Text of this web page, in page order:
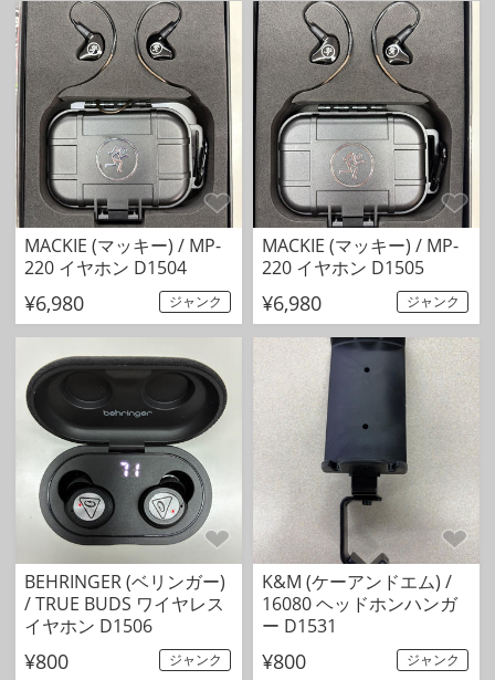
MACKIE (マッキー) / MP-
220 イヤホン D1504
¥6,980 ジャンク
MACKIE (マッキー) / MP-
220 イヤホン D1505
¥6,980 ジャンク
BEHRINGER (ベリンガー)
/ TRUE BUDS ワイヤレス
イヤホン D1506
¥800 ジャンク
K&M (ケーアンドエム) /
16080 ヘッドホンハンガ
ー D1531
¥800 ジャンク